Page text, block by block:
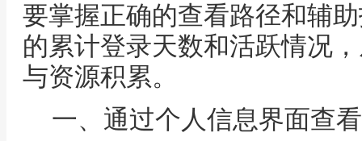
要掌握正确的查看路径和辅
的累计登录天数和活跃情况
与资源积累。
一、通过个人信息界面查